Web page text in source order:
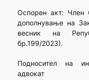
Оспорен акт: Член
дополнување на
весник на
бр.199/2023).
Подносител на
адвокат